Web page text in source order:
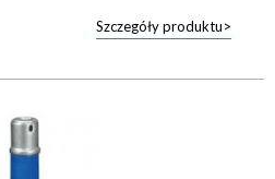
Szczegóły produktu>